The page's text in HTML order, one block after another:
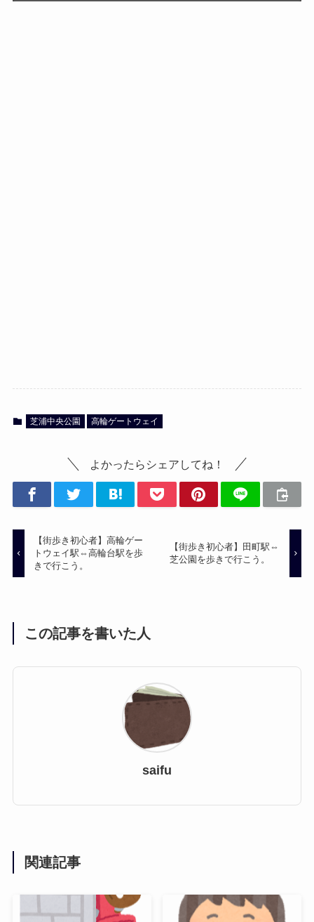
芝浦中央公園 高輪ゲートウェイ
よかったらシェアしてね！
【街歩き初心者】高輪ゲー
トウェイ駅⇔高輪台駅を歩
きで行こう。
【街歩き初心者】田町駅⇔
芝公園を歩きで行こう。
この記事を書いた人
saifu
関連記事